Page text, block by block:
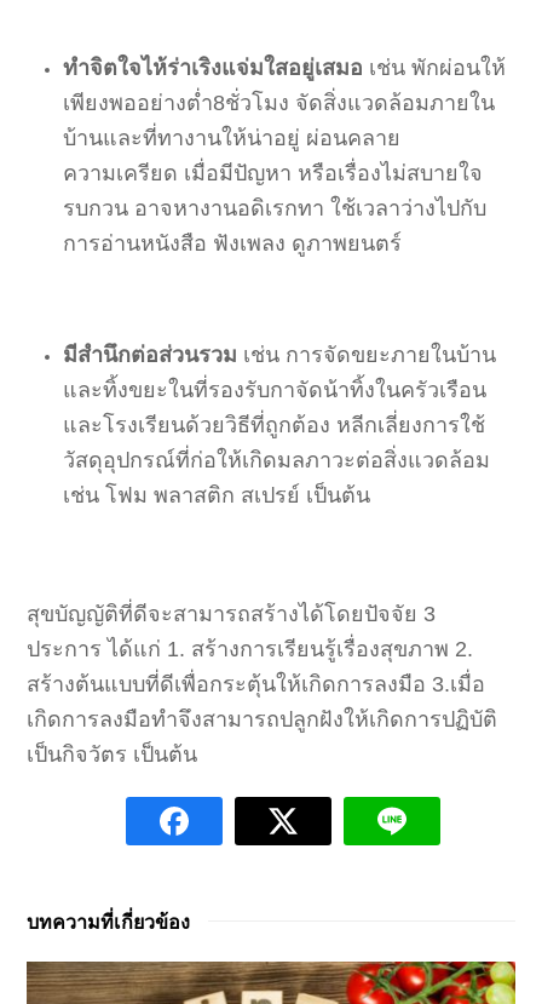
ทำจิตใจไห้ร่าเริงแจ่มใสอยู่เสมอ เช่น พักผ่อนให้
เพียงพออย่างต่ำ8ชั่วโมง จัดสิ่งแวดล้อมภายใน
บ้านและที่ทางานให้น่าอยู่ ผ่อนคลาย
ความเครียด เมื่อมีปัญหา หรือเรื่องไม่สบายใจ
รบกวน อาจหางานอดิเรกทา ใช้เวลาว่างไปกับ
การอ่านหนังสือ ฟังเพลง ดูภาพยนตร์
มีสำนึกต่อส่วนรวม เช่น การจัดขยะภายในบ้าน
และทิ้งขยะในที่รองรับกาจัดน้าทิ้งในครัวเรือน
และโรงเรียนด้วยวิธีที่ถูกต้อง หลีกเลี่ยงการใช้
วัสดุอุปกรณ์ที่ก่อให้เกิดมลภาวะต่อสิ่งแวดล้อม
เช่น โฟม พลาสติก สเปรย์ เป็นต้น
สุขบัญญัติที่ดีจะสามารถสร้างได้โดยปัจจัย 3
ประการ ได้แก่ 1. สร้างการเรียนรู้เรื่องสุขภาพ 2.
สร้างต้นแบบที่ดีเพื่อกระตุ้นให้เกิดการลงมือ 3.เมื่อ
เกิดการลงมือทำจึงสามารถปลูกฝังให้เกิดการปฏิบัติ
เป็นกิจวัตร เป็นต้น
บทความที่เกี่ยวข้อง